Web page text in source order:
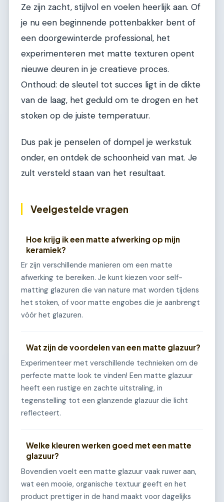
Ze zijn zacht, stijlvol en voelen heerlijk aan. Of
je nu een beginnende pottenbakker bent of
een doorgewinterde professional, het
experimenteren met matte texturen opent
nieuwe deuren in je creatieve proces.
Onthoud: de sleutel tot succes ligt in de dikte
van de laag, het geduld om te drogen en het
stoken op de juiste temperatuur.
Dus pak je penselen of dompel je werkstuk
onder, en ontdek de schoonheid van mat. Je
zult versteld staan van het resultaat.
Veelgestelde vragen
Hoe krijg ik een matte afwerking op mijn
keramiek?
Er zijn verschillende manieren om een matte
afwerking te bereiken. Je kunt kiezen voor self-
matting glazuren die van nature mat worden tijdens
het stoken, of voor matte engobes die je aanbrengt
vóór het glazuren.
Wat zijn de voordelen van een matte glazuur?
Experimenteer met verschillende technieken om de
perfecte matte look te vinden! Een matte glazuur
heeft een rustige en zachte uitstraling, in
tegenstelling tot een glanzende glazuur die licht
reflecteert.
Welke kleuren werken goed met een matte
glazuur?
Bovendien voelt een matte glazuur vaak ruwer aan,
wat een mooie, organische textuur geeft en het
product prettiger in de hand maakt voor dagelijks